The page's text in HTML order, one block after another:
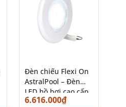
Đèn chiếu Flexi On
AstralPool – Đèn
LED hồ bơi cao cấp
chính hãng
6.616.000₫